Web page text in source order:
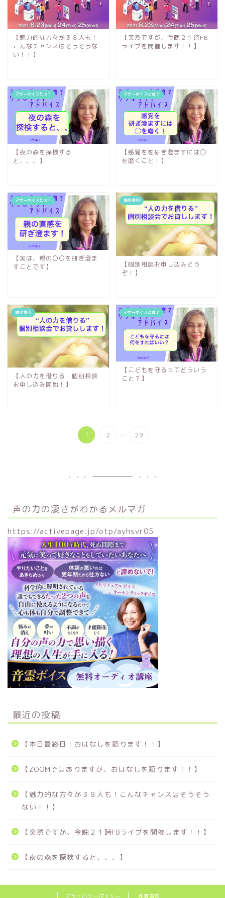
【魅力的な方々が３８人も！
こんなチャンスはそうそうな
い！！】
【突然ですが、今晩２１時FB
ライブを開催します！！】
マザーボイスとは？
【夜の森を探検する
と、、、】
マザーボイスとは？
【感覚をを研ぎ澄ますには◯
を磨くこと！】
マザーボイスとは？
【実は、親の〇〇を研ぎ澄ま
すことです】
講座案内
【個別相談お申し込みどう
ぞ！】
講座案内
【人の力を借りる 個別相談
お申し込み開始！】
マザーボイスとは？
【こどもを守るってどういう
こと？】
1 2 ... 29
声の力の凄さがわかるメルマガ
https://activepage.jp/otp/ayhsvr05
最近の投稿
【本日最終日！おはなしを語ります！！】
【ZOOMではありますが、おはなしを語ります！！】
【魅力的な方々が３８人も！こんなチャンスはそうそう
ない！！】
【突然ですが、今晩２１時FBライブを開催します！！】
【夜の森を探検すると、、、】
プライバシーポリシー 免責事項